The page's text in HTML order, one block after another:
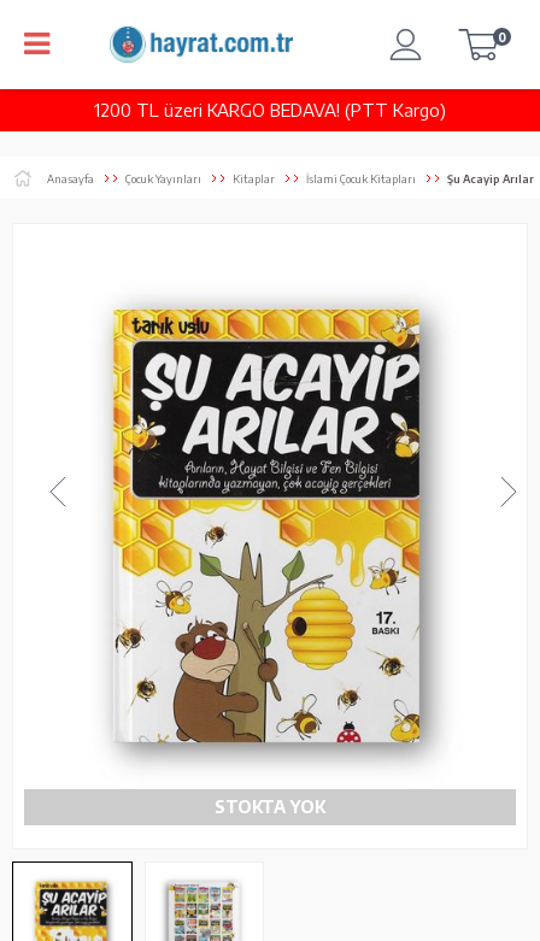
1200 TL üzeri KARGO BEDAVA! (PTT Kargo)
0
Anasayfa Çocuk Yayınları Kitaplar İslami Çocuk Kitapları Şu Acayip Arılar
STOKTA YOK